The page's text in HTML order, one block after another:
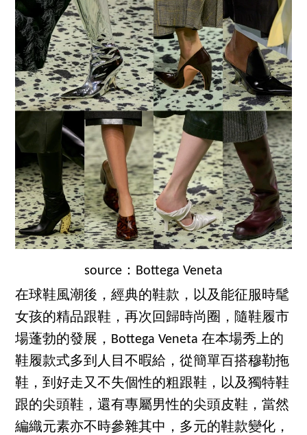
source：Bottega Veneta
在球鞋風潮後，經典的鞋款，以及能征服時髦
女孩的精品跟鞋，再次回歸時尚圈，隨鞋履市
場蓬勃的發展，Bottega Veneta 在本場秀上的
鞋履款式多到人目不暇給，從簡單百搭穆勒拖
鞋，到好走又不失個性的粗跟鞋，以及獨特鞋
跟的尖頭鞋，還有專屬男性的尖頭皮鞋，當然
編織元素亦不時參雜其中，多元的鞋款變化，